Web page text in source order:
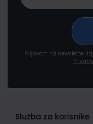
Prijavom na newsletter
Služba za korisnike